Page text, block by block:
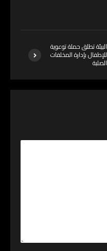
البيئة تطلق حملة توعوية
للإطفال بإدارة المخلفات
الصلبة